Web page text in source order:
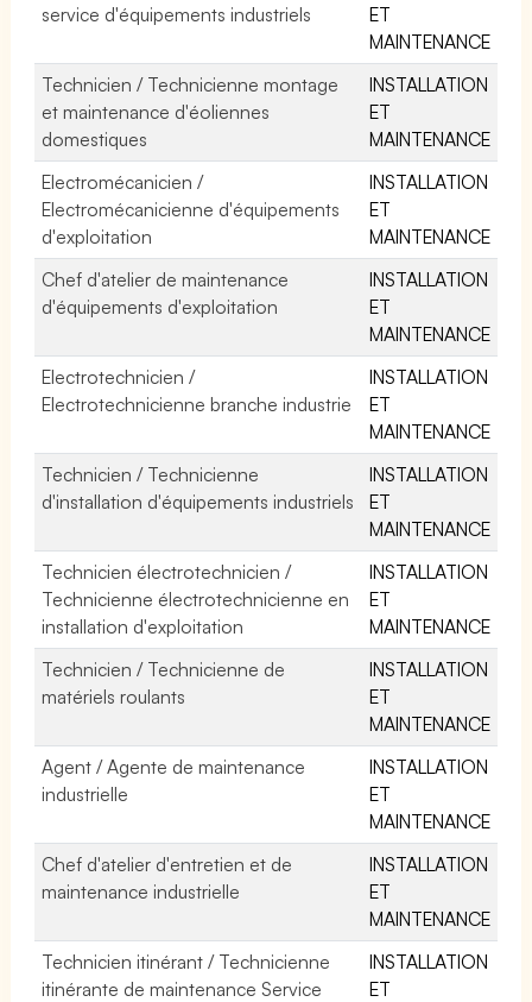
service d'équipements industriels
ET
MAINTENANCE
Technicien / Technicienne montage
et maintenance d'éoliennes
domestiques
INSTALLATION
ET
MAINTENANCE
Electromécanicien /
Electromécanicienne d'équipements
d'exploitation
INSTALLATION
ET
MAINTENANCE
Chef d'atelier de maintenance
d'équipements d'exploitation
INSTALLATION
ET
MAINTENANCE
Electrotechnicien /
Electrotechnicienne branche industrie
INSTALLATION
ET
MAINTENANCE
Technicien / Technicienne
d'installation d'équipements industriels
INSTALLATION
ET
MAINTENANCE
Technicien électrotechnicien /
Technicienne électrotechnicienne en
installation d'exploitation
INSTALLATION
ET
MAINTENANCE
Technicien / Technicienne de
matériels roulants
INSTALLATION
ET
MAINTENANCE
Agent / Agente de maintenance
industrielle
INSTALLATION
ET
MAINTENANCE
Chef d'atelier d'entretien et de
maintenance industrielle
INSTALLATION
ET
MAINTENANCE
Technicien itinérant / Technicienne
itinérante de maintenance Service
INSTALLATION
ET